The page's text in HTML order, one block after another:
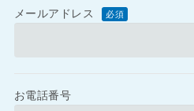
メールアドレス 必須
お電話番号